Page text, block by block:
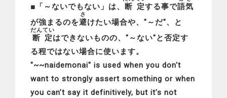
■「～ないでもない」は、 断定する事で語気
が強まるのを避
さ
けたい場合や、"～だ"、と
断定
だんてい
はできないものの、"～ない"と否定す
る程ではない場合に使います。
"~~naidemonai" is used when you don't
want to strongly assert something or when
you can’t say it definitively, but it’s not